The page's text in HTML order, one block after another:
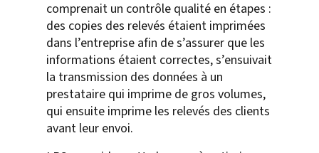
comprenait un contrôle qualité en étapes :
des copies des relevés étaient imprimées
dans l’entreprise afin de s’assurer que les
informations étaient correctes, s’ensuivait
la transmission des données à un
prestataire qui imprime de gros volumes,
qui ensuite imprime les relevés des clients
avant leur envoi.